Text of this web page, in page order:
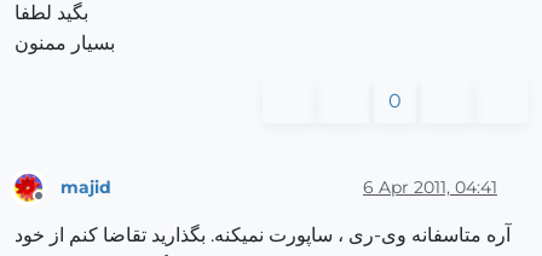
بگید لطفا
بسیار ممنون
0
majid 6 Apr 2011, 04:41
آره متاسفانه وی-ری ، ساپورت نمیکنه. بگذارید تقاضا کنم از خود